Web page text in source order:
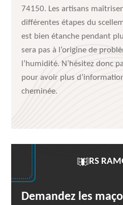
74150. Les artisans
différentes étapes du
est bien étanche pendant
sera pas à l’origine de
l’humidité. N’hésitez donc
pour avoir plus
cheminée.
RS
Demandez les